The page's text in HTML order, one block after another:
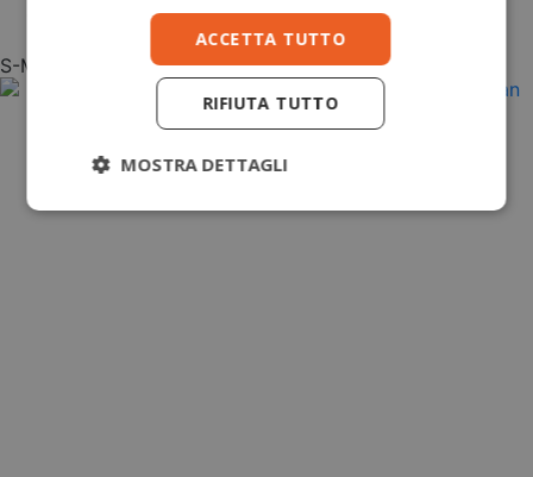
Aggiungi al carrello
S-M
ACCETTA TUTTO
RIFIUTA TUTTO
MOSTRA DETTAGLI